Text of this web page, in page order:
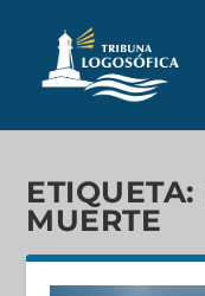
ETIQUETA:
MUERTE